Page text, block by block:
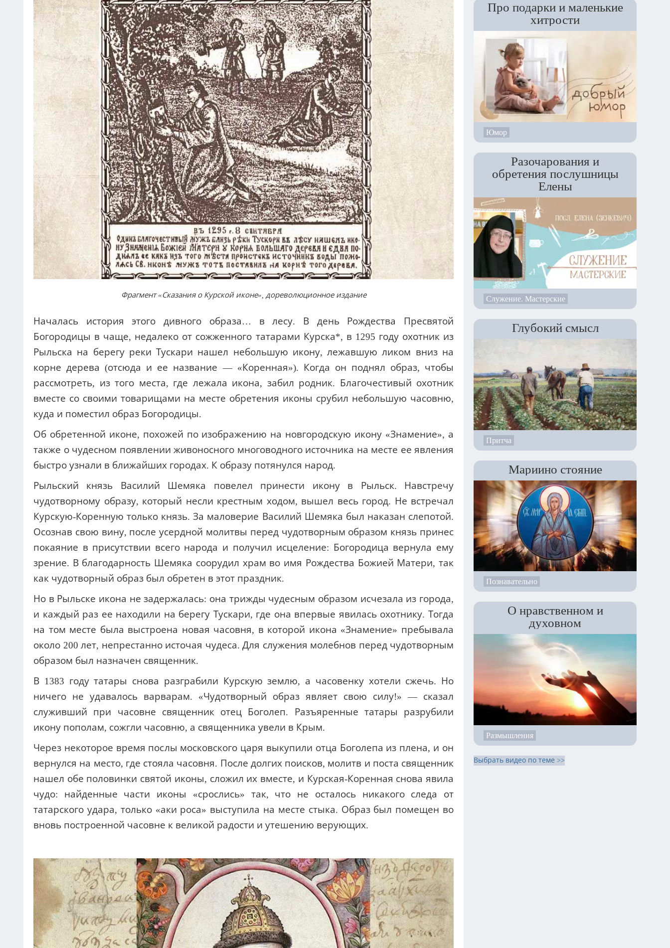
Фрагмент «Сказания о Курской иконе», дореволюционное издание
Началась история этого дивного образа… в лесу. В день Рождества Пресвятой
Богородицы в чаще, недалеко от сожженного татарами Курска*, в 1295 году охотник из
Рыльска на берегу реки Тускари нашел небольшую икону, лежавшую ликом вниз на
корне дерева (отсюда и ее название — «Коренная»). Когда он поднял образ, чтобы
рассмотреть, из того места, где лежала икона, забил родник. Благочестивый охотник
вместе со своими товарищами на месте обретения иконы срубил небольшую часовню,
куда и поместил образ Богородицы.
Об обретенной иконе, похожей по изображению на новгородскую икону «Знамение», а
также о чудесном появлении живоносного многоводного источника на месте ее явления
быстро узнали в ближайших городах. К образу потянулся народ.
Рыльский князь Василий Шемяка повелел принести икону в Рыльск. Навстречу
чудотворному образу, который несли крестным ходом, вышел весь город. Не встречал
Курскую-Коренную только князь. За маловерие Василий Шемяка был наказан слепотой.
Осознав свою вину, после усердной молитвы перед чудотворным образом князь принес
покаяние в присутствии всего народа и получил исцеление: Богородица вернула ему
зрение. В благодарность Шемяка соорудил храм во имя Рождества Божией Матери, так
как чудотворный образ был обретен в этот праздник.
Но в Рыльске икона не задержалась: она трижды чудесным образом исчезала из города,
и каждый раз ее находили на берегу Тускари, где она впервые явилась охотнику. Тогда
на том месте была выстроена новая часовня, в которой икона «Знамение» пребывала
около 200 лет, непрестанно источая чудеса. Для служения молебнов перед чудотворным
образом был назначен священник.
В 1383 году татары снова разграбили Курскую землю, а часовенку хотели сжечь. Но
ничего не удавалось варварам. «Чудотворный образ являет свою силу!» — сказал
служивший при часовне священник отец Боголеп. Разъяренные татары разрубили
икону пополам, сожгли часовню, а священника увели в Крым.
Через некоторое время послы московского царя выкупили отца Боголепа из плена, и он
вернулся на место, где стояла часовня. После долгих поисков, молитв и поста священник
нашел обе половинки святой иконы, сложил их вместе, и Курская-Коренная снова явила
чудо: найденные части иконы «срослись» так, что не осталось никакого следа от
татарского удара, только «аки роса» выступила на месте стыка. Образ был помещен во
вновь построенной часовне к великой радости и утешению верующих.
Про подарки и маленькие
хитрости
Юмор
Разочарования и
обретения послушницы
Елены
Служение. Мастерские
Глубокий смысл
Притча
Мариино стояние
Познавательно
О нравственном и
духовном
Размышления
Выбрать видео по теме >>